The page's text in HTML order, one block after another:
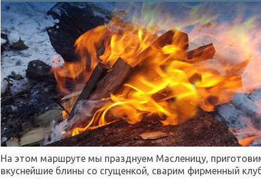
На этом маршруте мы празднуем Масленицу,
вкуснейшие блины со сгущенкой, сварим фирменный